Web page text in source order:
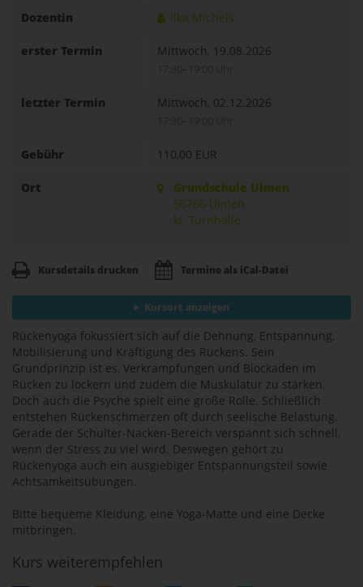
Dozentin Ilka Michels
erster Termin Mittwoch, 19.08.2026
letzter Termin Mittwoch, 02.12.2026
Gebühr 110,00 EUR
Ort
Grundschule Ulmen
56766 Ulmen
kl. Turnhalle
Kursdetails drucken Termine als iCal-Datei
Kursort anzeigen
Rückenyoga fokussiert sich auf die Dehnung, Entspannung,
Mobilisierung und Kräftigung des Rückens. Sein
Grundprinzip ist es, Verkrampfungen und Blockaden im
Rücken zu lockern und zudem die Muskulatur zu stärken.
Doch auch die Psyche spielt eine große Rolle. Schließlich
entstehen Rückenschmerzen oft durch seelische Belastung.
Gerade der Schulter-Nacken-Bereich verspannt sich schnell,
wenn der Stress zu viel wird. Deswegen gehört zu
Rückenyoga auch ein ausgiebiger Entspannungsteil sowie
Achtsamkeitsübungen.
Bitte bequeme Kleidung, eine Yoga-Matte und eine Decke
mitbringen.
Kurs weiterempfehlen